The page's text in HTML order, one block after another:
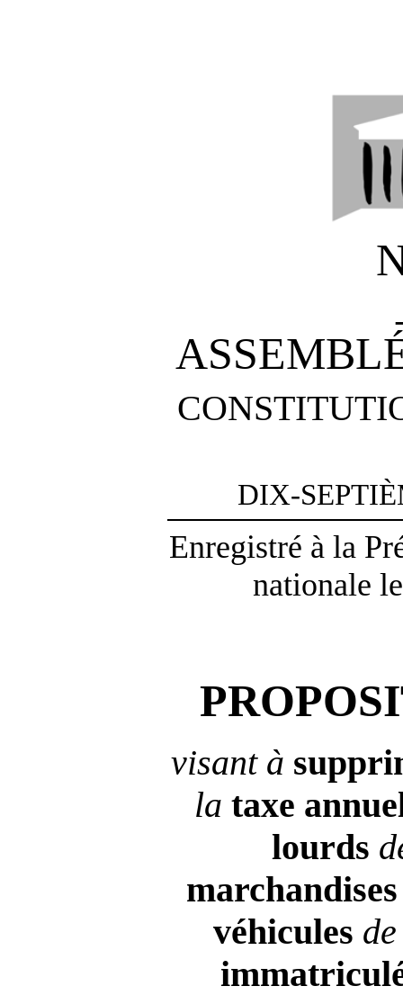
DIX-
Enregistré à la
nationale
visant à
la taxe
lourds
marchandises
véhicules